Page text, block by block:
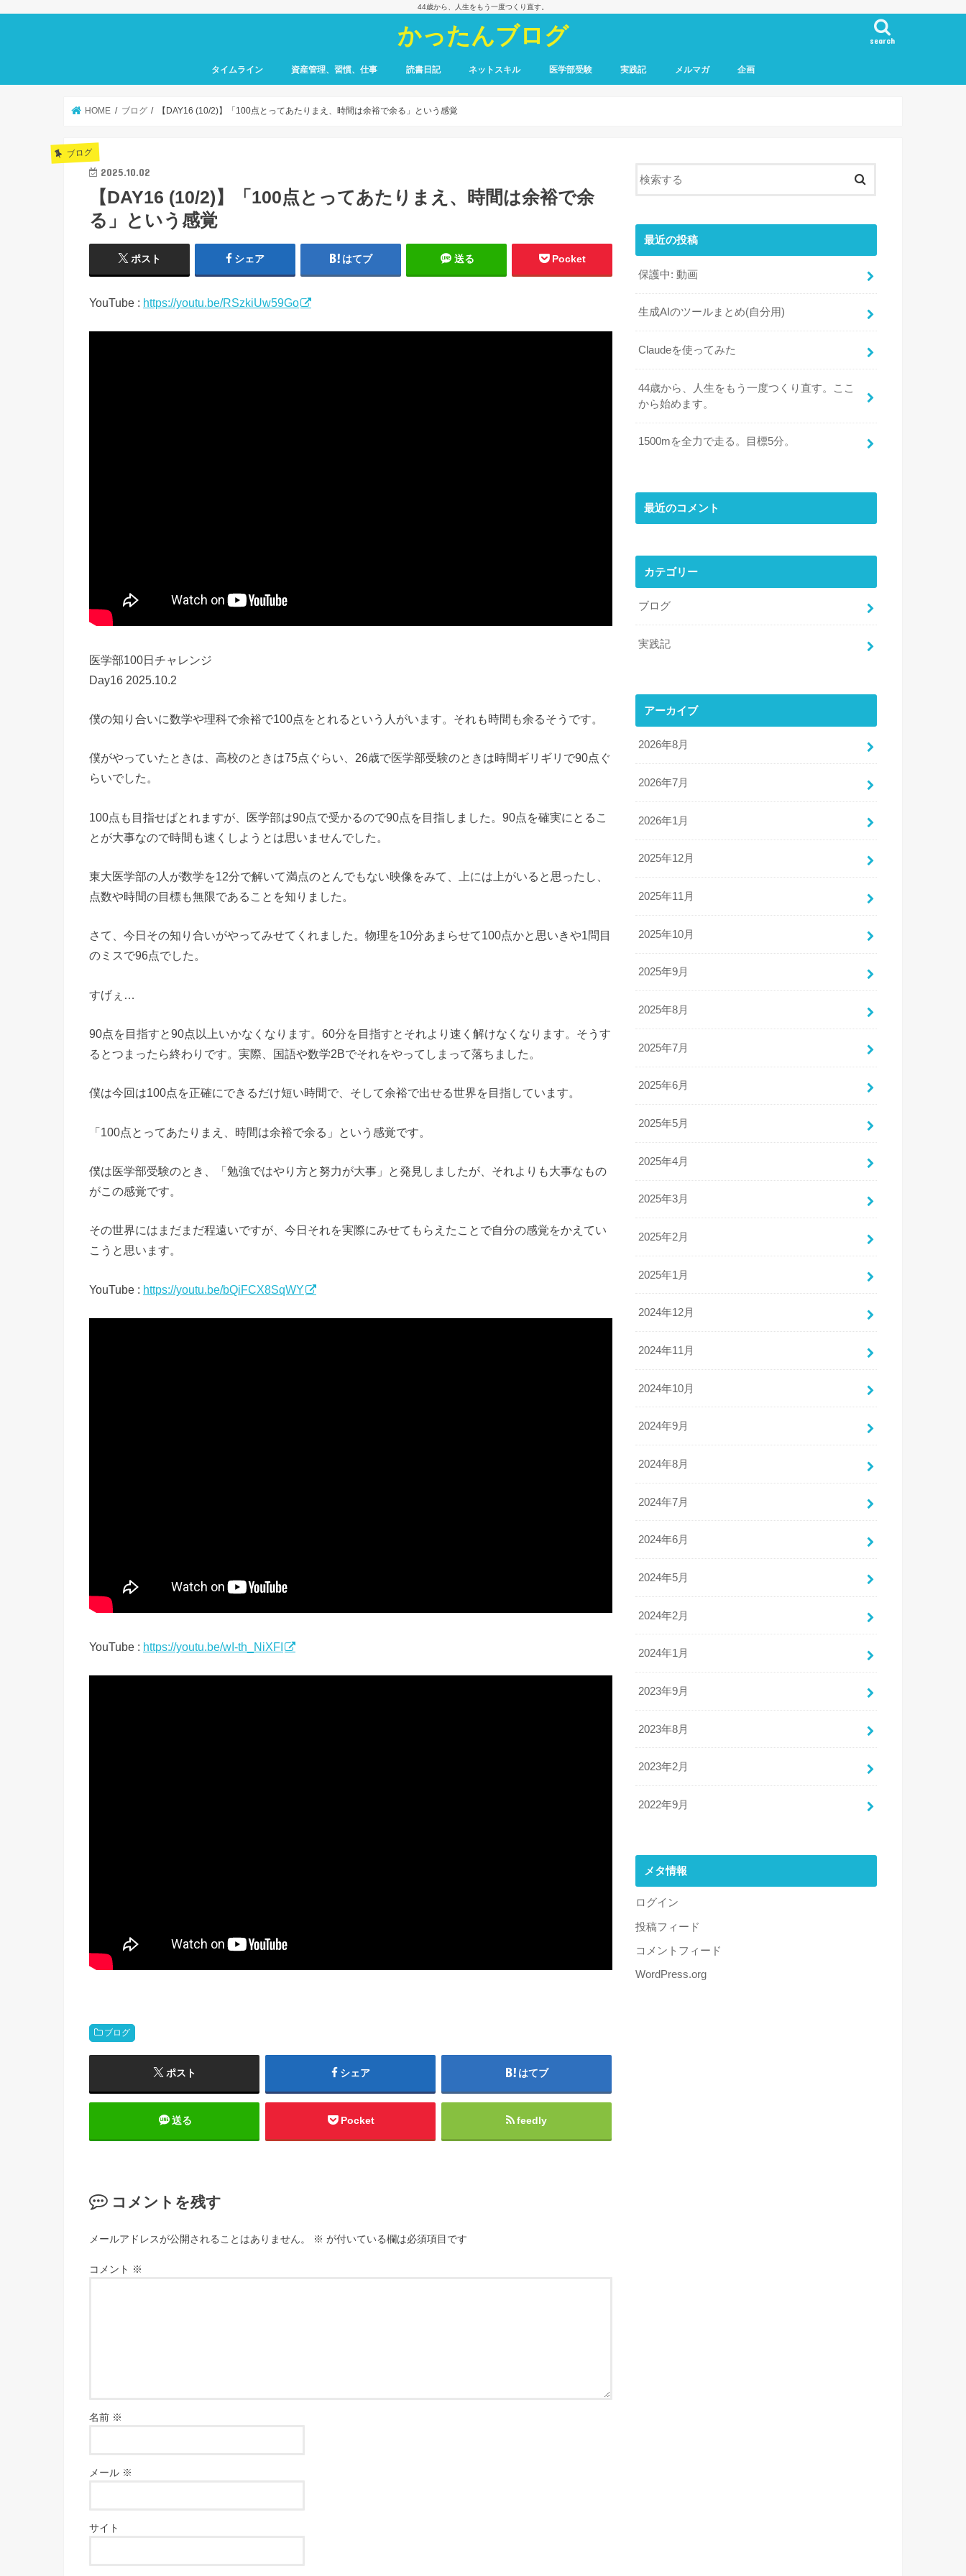
44歳から、人生をもう一度つくり直す。
かったんブログ search
タイムライン 資産管理、習慣、仕事 読書日記 ネットスキル 医学部受験 実践記 メルマガ 企画
HOME ブログ 【DAY16 (10/2)】「100点とってあたりまえ、時間は余裕で余る」という感覚
ブログ
2025.10.02
【DAY16 (10/2)】「100点とってあたりまえ、時間は余裕で余
る」という感覚
ポスト シェア はてブ 送る Pocket
YouTube : https://youtu.be/RSzkiUw59Go
医学部100日チャレンジ
Day16 2025.10.2
僕の知り合いに数学や理科で余裕で100点をとれるという人がいます。それも時間も余るそうです。
僕がやっていたときは、高校のときは75点ぐらい、26歳で医学部受験のときは時間ギリギリで90点ぐ
らいでした。
100点も目指せばとれますが、医学部は90点で受かるので90点を目指しました。90点を確実にとるこ
とが大事なので時間も速くしようとは思いませんでした。
東大医学部の人が数学を12分で解いて満点のとんでもない映像をみて、上には上がいると思ったし、
点数や時間の目標も無限であることを知りました。
さて、今日その知り合いがやってみせてくれました。物理を10分あまらせて100点かと思いきや1問目
のミスで96点でした。
すげぇ…
90点を目指すと90点以上いかなくなります。60分を目指すとそれより速く解けなくなります。そうす
るとつまったら終わりです。実際、国語や数学2Bでそれをやってしまって落ちました。
僕は今回は100点を正確にできるだけ短い時間で、そして余裕で出せる世界を目指しています。
「100点とってあたりまえ、時間は余裕で余る」という感覚です。
僕は医学部受験のとき、「勉強ではやり方と努力が大事」と発見しましたが、それよりも大事なもの
がこの感覚です。
その世界にはまだまだ程遠いですが、今日それを実際にみせてもらえたことで自分の感覚をかえてい
こうと思います。
YouTube : https://youtu.be/bQiFCX8SqWY
YouTube : https://youtu.be/wI-th_NiXFI
ブログ
ポスト シェア はてブ
送る Pocket feedly
コメントを残す
メールアドレスが公開されることはありません。 ※ が付いている欄は必須項目です
コメント ※
名前 ※
メール ※
サイト
最近の投稿
保護中: 動画
生成AIのツールまとめ(自分用)
Claudeを使ってみた
44歳から、人生をもう一度つくり直す。ここ
から始めます。
1500mを全力で走る。目標5分。
最近のコメント
カテゴリー
ブログ
実践記
アーカイブ
2026年8月
2026年7月
2026年1月
2025年12月
2025年11月
2025年10月
2025年9月
2025年8月
2025年7月
2025年6月
2025年5月
2025年4月
2025年3月
2025年2月
2025年1月
2024年12月
2024年11月
2024年10月
2024年9月
2024年8月
2024年7月
2024年6月
2024年5月
2024年2月
2024年1月
2023年9月
2023年8月
2023年2月
2022年9月
メタ情報
ログイン
投稿フィード
コメントフィード
WordPress.org